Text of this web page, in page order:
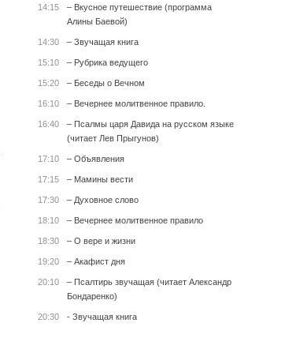
14:15
– Вкусное путешествие (программа
Алины Баевой)
14:30 – Звучащая книга
15:10 – Рубрика ведущего
15:20 – Беседы о Вечном
16:10 – Вечернее молитвенное правило.
16:40
– Псалмы царя Давида на русском языке
(читает Лев Прыгунов)
17:10 – Объявления
17:15 – Мамины вести
17:30 – Духовное слово
18:10 – Вечернее молитвенное правило
18:30 – О вере и жизни
19:20 – Акафист дня
20:10
– Псалтирь звучащая (читает Александр
Бондаренко)
20:30 - Звучащая книга